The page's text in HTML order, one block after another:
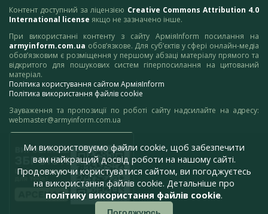
Контент доступний за ліцензією Creative Commons Attribution 4.0
International license якщо не зазначено інше.
При використанні контенту з сайту АрміяInform посилання на
armyinform.com.ua обов’язкове. Для суб’єктів у сфері онлайн-медіа
обов’язковим є розміщення у першому абзаці матеріалу прямого та
відкритого для пошукових систем гіперпосилання на цитований
матеріал.
Політика користування сайтом АрміяInform
Політика використання файлів cookie
Зауваження та пропозиції по роботі сайту надсилайте на адресу:
webmaster@armyinform.com.ua
Ми використовуємо файли cookie, щоб забезпечити
вам найкращий досвід роботи на нашому сайті.
Продовжуючи користуватися сайтом, ви погоджуєтесь
на використання файлів cookie. Детальніше про
політику використання файлів cookie.